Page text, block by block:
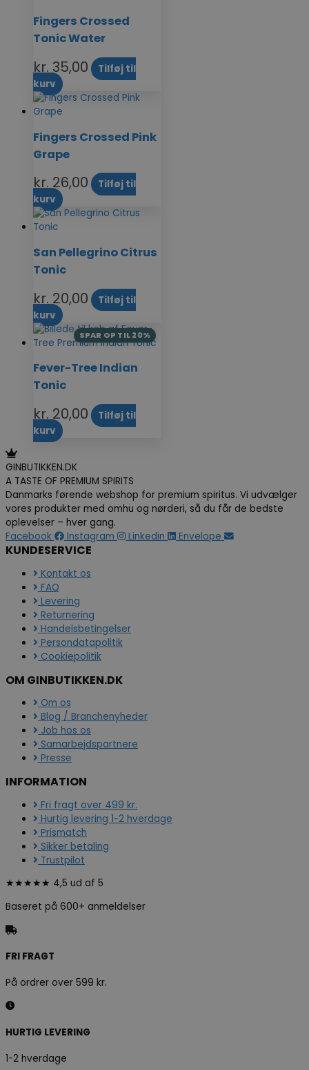
Fingers Crossed
Tonic Water
kr. 35,00
Tilføj til
kurv
Fingers Crossed Pink
Grape
kr. 26,00
Tilføj til
kurv
San Pellegrino Citrus
Tonic
kr. 20,00
Tilføj til
kurv
SPAR OP TIL 20%
Fever-Tree Indian
Tonic
kr. 20,00
Tilføj til
kurv
GINBUTIKKEN.DK
A TASTE OF PREMIUM SPIRITS
Danmarks førende webshop for premium spiritus. Vi udvælger
vores produkter med omhu og nørderi, så du får de bedste
oplevelser – hver gang.
Facebook
Instagram Linkedin Envelope
KUNDESERVICE
Kontakt os
FAQ
Levering
Returnering
Handelsbetingelser
Persondatapolitik
Cookiepolitik
OM GINBUTIKKEN.DK
Om os
Blog / Branchenyheder
Job hos os
Samarbejdspartnere
Presse
INFORMATION
Fri fragt over 499 kr.
Hurtig levering 1-2 hverdage
Prismatch
Sikker betaling
Trustpilot
★★★★★ 4,5 ud af 5
Baseret på 600+ anmeldelser
FRI FRAGT
På ordrer over 599 kr.
HURTIG LEVERING
1-2 hverdage